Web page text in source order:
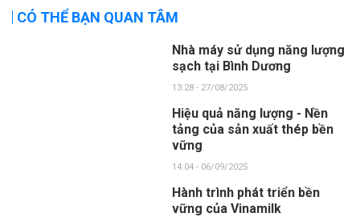
CÓ THỂ BẠN QUAN TÂM
Nhà máy sử dụng năng lượng
sạch tại Bình Dương
13:28 - 27/08/2025
Hiệu quả năng lượng - Nền
tảng của sản xuất thép bền
vững
14:04 - 06/09/2025
Hành trình phát triển bền
vững của Vinamilk